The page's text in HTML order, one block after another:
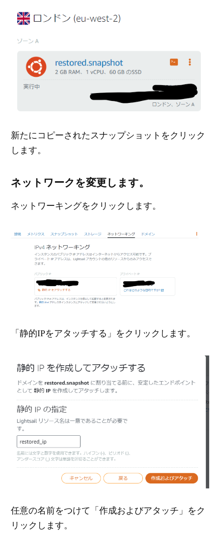
新たにコピーされたスナップショットをクリック
します。
ネットワークを変更します。
ネットワーキングをクリックします。
「静的IPをアタッチする」をクリックします。
任意の名前をつけて「作成およびアタッチ」をク
リックします。